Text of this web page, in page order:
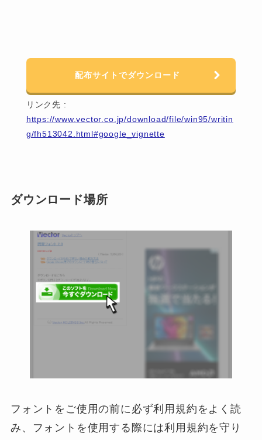
配布サイトでダウンロード
リンク先 :
https://www.vector.co.jp/download/file/win95/writin
g/fh513042.html#google_vignette
ダウンロード場所
フォントをご使用の前に必ず利用規約をよく読
み、フォントを使用する際には利用規約を守り